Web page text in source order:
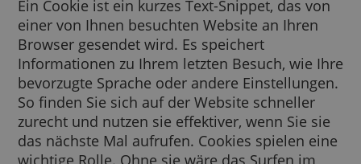
Ein Cookie ist ein kurzes Text-Snippet, das
einer von Ihnen besuchten Website an
Browser gesendet wird. Es speichert
Informationen zu Ihrem letzten Besuch, wie
bevorzugte Sprache oder andere
So finden Sie sich auf der Website schneller